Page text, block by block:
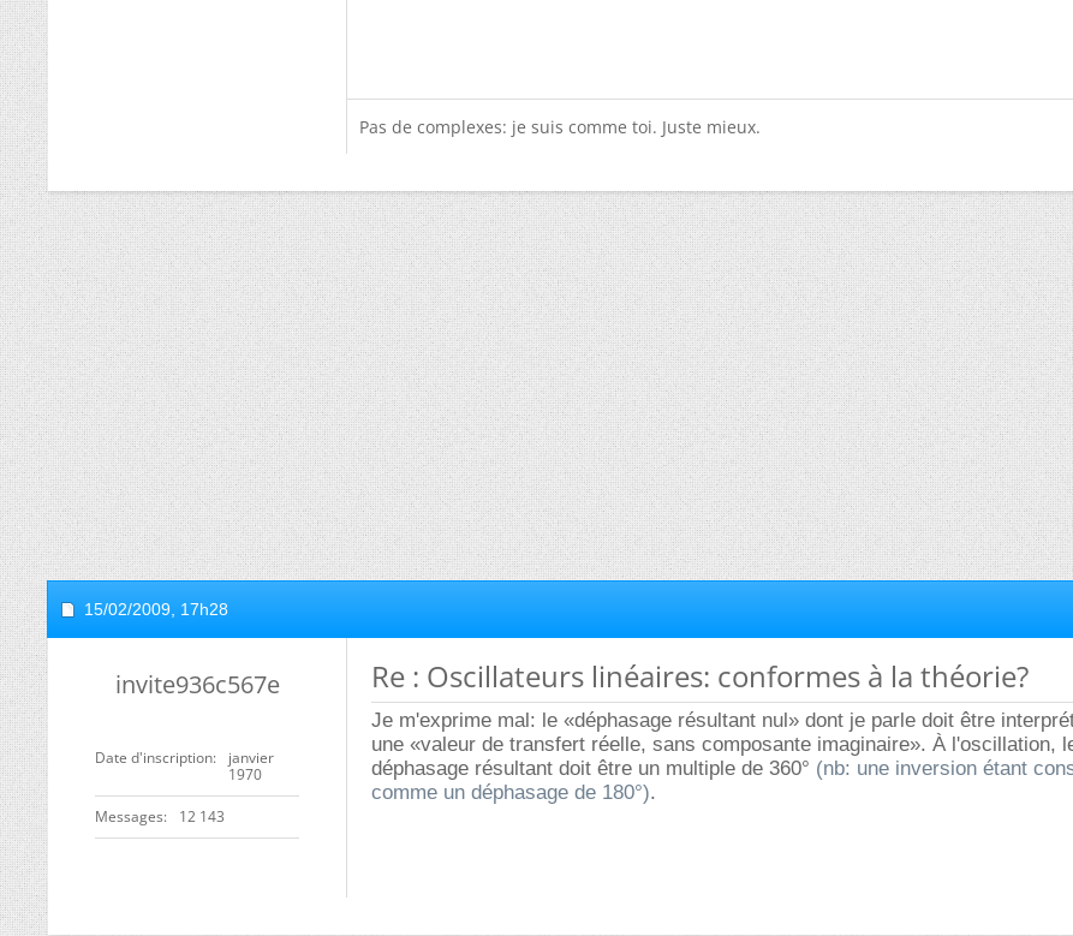
Pas de complexes: je suis comme toi. Juste mieux.
15/02/2009, 17h28
invite936c567e
Date d'inscription
janvier
1970
Messages 12 143
Re : Oscillateurs linéaires: conformes à la théorie?
Je m'exprime mal: le «déphasage résultant nul» dont je parle doit être
une «valeur de transfert réelle, sans composante imaginaire». À l'oscillation,
déphasage résultant doit être un multiple de 360° (nb: une inversion étant
comme un déphasage de 180°).